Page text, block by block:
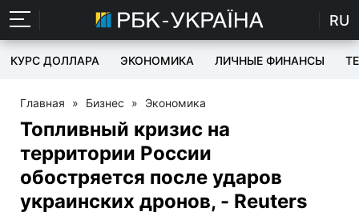
RU
КУРС ДОЛЛАРА ЭКОНОМИКА ЛИЧНЫЕ ФИНАНСЫ
Главная » Бизнес » Экономика
Топливный кризис на
территории России
обостряется после ударов
украинских дронов, - Reuters